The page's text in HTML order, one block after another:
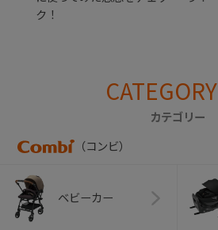
ク！
CATEGORY
カテゴリー
（コンビ）
ベビーカー